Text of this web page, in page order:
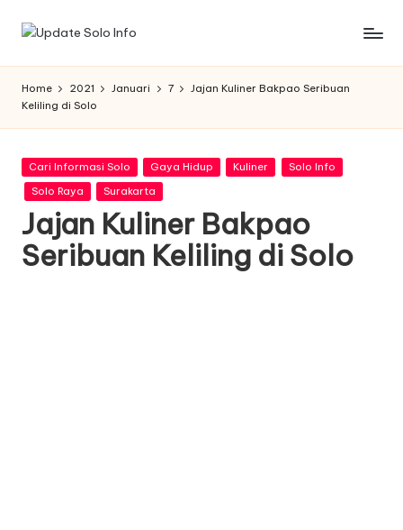
Skip
U
p
d
a
t
e
S
Solo
Home 2021 Januari 7
Jajan Kuliner Bakpao Seribuan
Keliling di Solo
Posted
in
Cari Informasi Solo Gaya Hidup Kuliner
Solo Info
Solo Raya
Surakarta
Jajan Kuliner Bakpao
Seribuan Keliling di Solo